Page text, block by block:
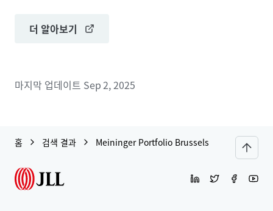
더 알아보기
마지막 업데이트 Sep 2, 2025
홈 검색 결과 Meininger Portfolio Brussels